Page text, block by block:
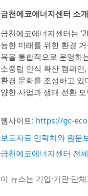
금천에코에너지센터 소개
금천에코에너지센터는
능한 미래를 위한 환경
육을 통합적으로 운영하
소중립 인식 확산 캠페
환경 문화를 조성하고
양한 사업과 생태 전환
웹사이트: https://gc-
보도자료 연락처와 원문
금천에코에너지센터 전
이 뉴스는 기업·기관·단